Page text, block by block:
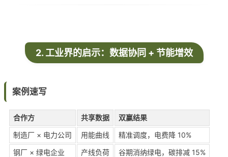
2. 工业界的启示：数据协同 + 节能增效
案例速写
合作方 共享数据
双赢结果
制造厂 × 电力公司
用能曲线
精准调度，电费降 10%
钢厂 × 绿电企业
产线负荷 谷期消纳绿电，碳排减 15%